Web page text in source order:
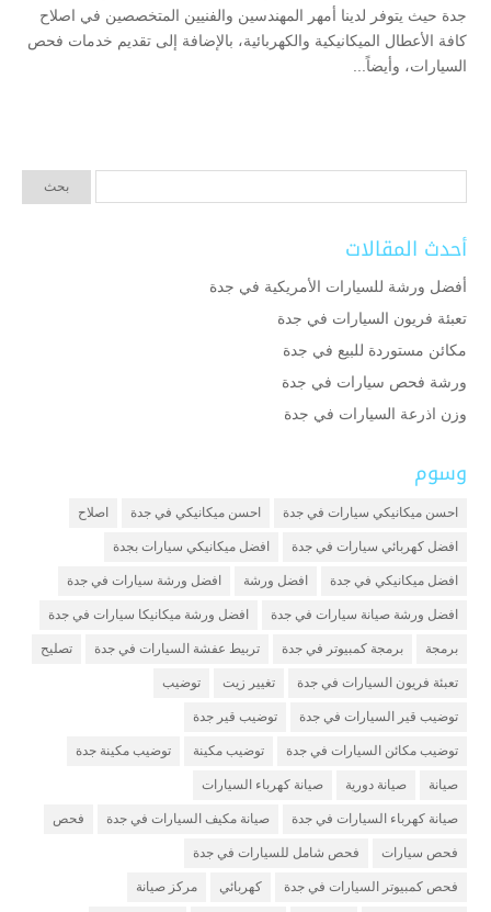
جدة حيث يتوفر لدينا أمهر المهندسين والفنيين المتخصصين في اصلاح
كافة الأعطال الميكانيكية والكهربائية، بالإضافة إلى تقديم خدمات فحص
السيارات، وأيضاً...
أحدث المقالات
أفضل ورشة للسيارات الأمريكية في جدة
تعبئة فريون السيارات في جدة
مكائن مستوردة للبيع في جدة
ورشة فحص سيارات في جدة
وزن اذرعة السيارات في جدة
وسوم
احسن ميكانيكي سيارات في جدة احسن ميكانيكي في جدة اصلاح
افضل كهربائي سيارات في جدة افضل ميكانيكي سيارات بجدة
افضل ميكانيكي في جدة افضل ورشة افضل ورشة سيارات في جدة
افضل ورشة صيانة سيارات في جدة افضل ورشة ميكانيكا سيارات في جدة
برمجة برمجة كمبيوتر في جدة تربيط عفشة السيارات في جدة تصليح
تعبئة فريون السيارات في جدة تغيير زيت توضيب
توضيب قير السيارات في جدة توضيب قير جدة
توضيب مكائن السيارات في جدة توضيب مكينة توضيب مكينة جدة
صيانة صيانة دورية صيانة كهرباء السيارات
صيانة كهرباء السيارات في جدة صيانة مكيف السيارات في جدة فحص
فحص سيارات فحص شامل للسيارات في جدة
فحص كمبيوتر السيارات في جدة كهربائي مركز صيانة